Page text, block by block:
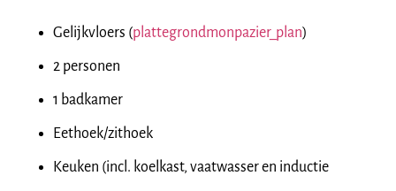
Gelijkvloers (plattegrondmonpazier_plan)
2 personen
1 badkamer
Eethoek/zithoek
Keuken (incl. koelkast, vaatwasser en inductie